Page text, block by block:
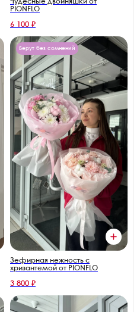
Чудесные двойняшки от
PIONFLO
6 100 ₽
Берут без сомнений
Зефирная нежность с
хризантемой от PIONFLO
3 800 ₽